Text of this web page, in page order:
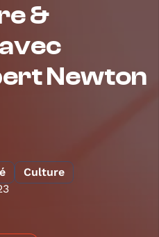
&
Newton
Culture